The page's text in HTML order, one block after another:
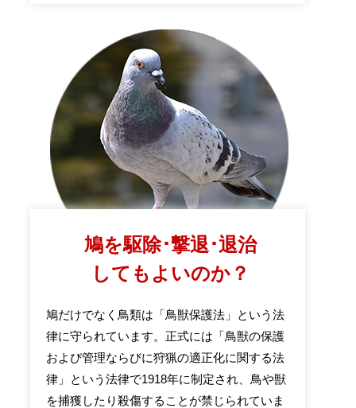
鳩を駆除･撃退･退治
してもよいのか？
鳩だけでなく鳥類は「鳥獣保護法」という法
律に守られています。正式には「鳥獣の保護
および管理ならびに狩猟の適正化に関する法
律」という法律で1918年に制定され、鳥や獣
を捕獲したり殺傷することが禁じられていま